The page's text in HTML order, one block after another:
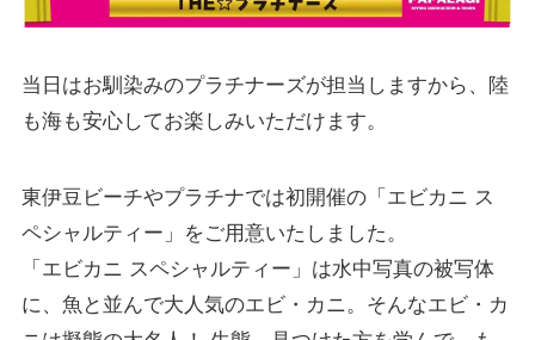
当日はお馴染みのプラチナーズが担当しますから、陸
も海も安心してお楽しみいただけます。
東伊豆ビーチやプラチナでは初開催の「エビカニ ス
ペシャルティー」をご用意いたしました。
「エビカニ スペシャルティー」は水中写真の被写体
に、魚と並んで大人気のエビ・カニ。そんなエビ・カ